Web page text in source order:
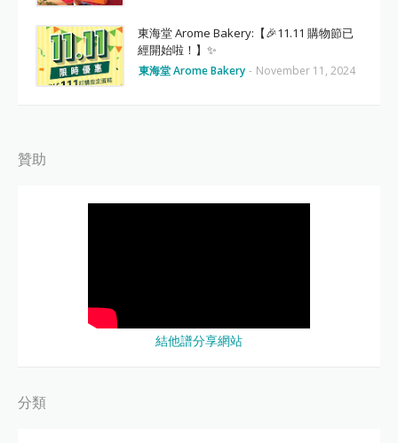
東海堂 Arome Bakery:【🎉11.11 購物節已
經開始啦！】✨
東海堂 Arome Bakery - November 11, 2024
贊助
結他譜分享網站
分類